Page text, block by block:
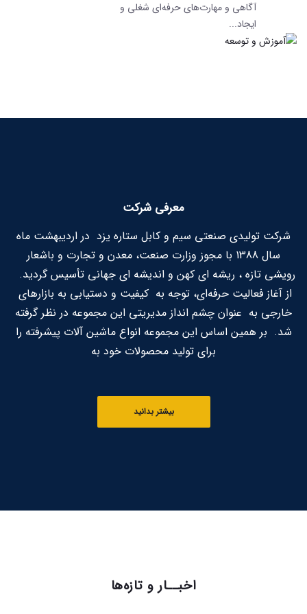
آگاهی و مهارت‏‌های حرفه‌‏ای شغلی و
ایجاد...
معرفی شرکت
شرکت تولیدی صنعتی سیم و کابل ستاره یزد در اردیبهشت ماه
سال 1388 با مجوز وزارت صنعت، معدن و تجارت و باشعار
رویشی تازه ، ریشه ای کهن و اندیشه ای جهانی تأسیس گردید.
از آغاز فعالیت حرفه‌ای، توجه به کیفیت و دستیابی به بازار‌های
خارجی به عنوان چشم انداز مدیریتی این مجموعه در نظر گرفته
شد. بر همین اساس این مجموعه انواع ماشین آلات پیشرفته را
برای تولید محصولات خود به
بیشتر بدانید
اخبــار و تازه‌ها